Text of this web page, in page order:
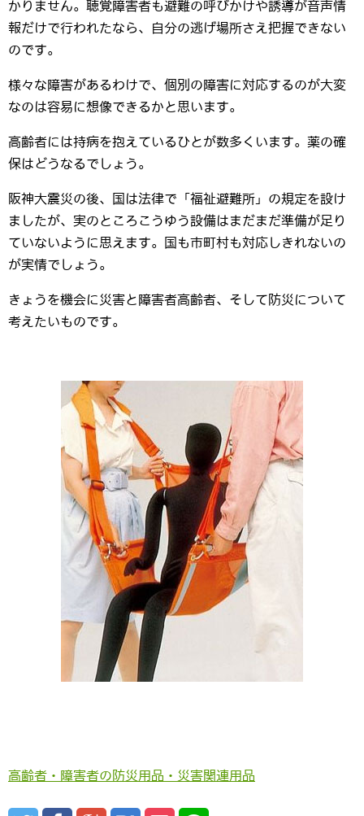
かりません。聴覚障害者も避難の呼びかけや誘導が音声情
報だけで行われたなら、自分の逃げ場所さえ把握できない
のです。
様々な障害があるわけで、個別の障害に対応するのが大変
なのは容易に想像できるかと思います。
高齢者には持病を抱えているひとが数多くいます。薬の確
保はどうなるでしょう。
阪神大震災の後、国は法律で「福祉避難所」の規定を設け
ましたが、実のところこうゆう設備はまだまだ準備が足り
ていないように思えます。国も市町村も対応しきれないの
が実情でしょう。
きょうを機会に災害と障害者高齢者、そして防災について
考えたいものです。
高齢者・障害者の防災用品・災害関連用品